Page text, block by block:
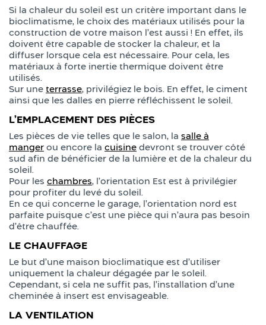
Si la chaleur du soleil est un critère important dans le
bioclimatisme, le choix des matériaux utilisés pour la
construction de votre maison l’est aussi ! En effet, ils
doivent être capable de stocker la chaleur, et la
diffuser lorsque cela est nécessaire. Pour cela, les
matériaux à forte inertie thermique doivent être
utilisés.
Sur une terrasse, privilégiez le bois. En effet, le ciment
ainsi que les dalles en pierre réfléchissent le soleil.
L’EMPLACEMENT DES PIÈCES
Les pièces de vie telles que le salon, la salle à
manger ou encore la cuisine devront se trouver côté
sud afin de bénéficier de la lumière et de la chaleur du
soleil.
Pour les chambres, l’orientation Est est à privilégier
pour profiter du levé du soleil.
En ce qui concerne le garage, l’orientation nord est
parfaite puisque c’est une pièce qui n’aura pas besoin
d’être chauffée.
LE CHAUFFAGE
Le but d’une maison bioclimatique est d’utiliser
uniquement la chaleur dégagée par le soleil.
Cependant, si cela ne suffit pas, l’installation d’une
cheminée à insert est envisageable.
LA VENTILATION